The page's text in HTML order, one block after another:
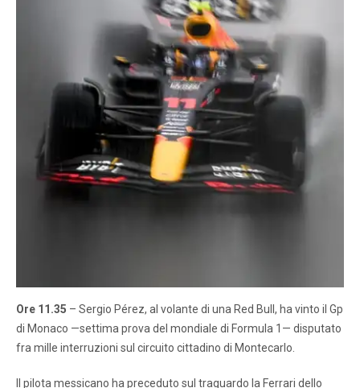
Ore 11.35 – Sergio Pérez, al volante di una Red Bull, ha vinto il Gp
di Monaco —settima prova del mondiale di Formula 1— disputato
fra mille interruzioni sul circuito cittadino di Montecarlo.
Il pilota messicano ha preceduto sul traguardo la Ferrari dello